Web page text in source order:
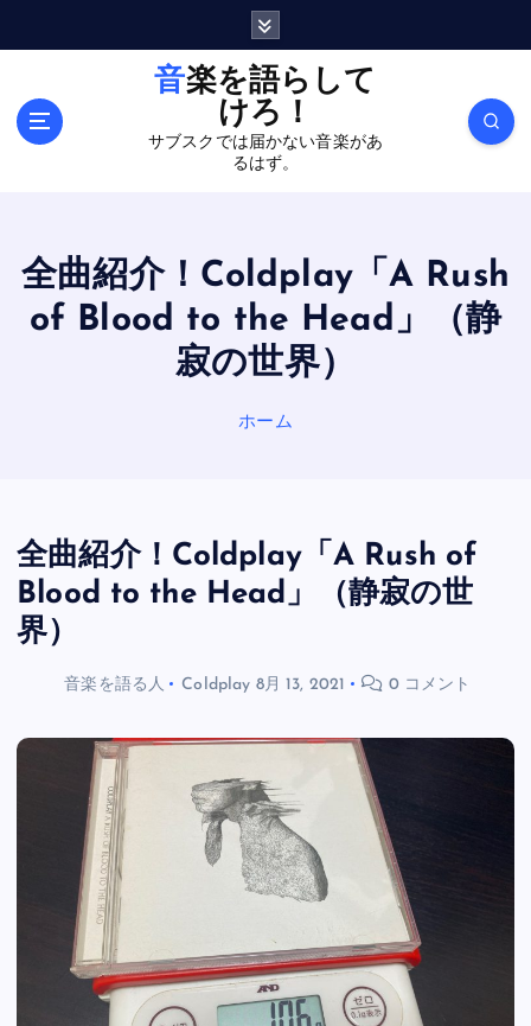
音楽を語らして
けろ！
サブスクでは届かない音楽があ
るはず。
全曲紹介！Coldplay「A Rush
of Blood to the Head」（静
寂の世界）
ホーム
全曲紹介！Coldplay「A Rush of
Blood to the Head」（静寂の世
界）
音楽を語る人 Coldplay 8月 13, 2021 0 コメント